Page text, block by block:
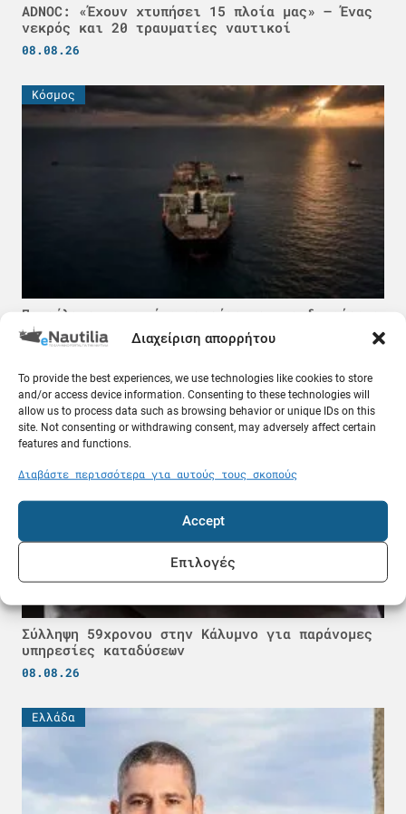
Διαχείριση απορρήτου
To provide the best experiences, we use technologies like cookies to store
and/or access device information. Consenting to these technologies will
allow us to process data such as browsing behavior or unique IDs on this
site. Not consenting or withdrawing consent, may adversely affect certain
features and functions.
Διαβάστε περισσότερα για αυτούς τους σκοπούς
Accept
Επιλογές
ADNOC: «Έχουν χτυπήσει 15 πλοία μας» – Ένας
νεκρός και 20 τραυματίες ναυτικοί
08.08.26
Κόσμος
Πετρέλαιο σε τιμή ευκαιρίας και τα δυσεύρετα
δεξαμενόπλοια: Τι συμβαίνει στον Περσικό
Κόλπο
08.08.26
Ελλάδα
Σύλληψη 59χρονου στην Κάλυμνο για παράνομες
υπηρεσίες καταδύσεων
08.08.26
Ελλάδα